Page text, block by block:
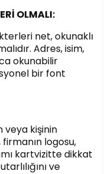
OLMALI:
net, okunaklı
Adres, isim,
okunabilir
bir font
veya kişinin
firmanın logosu,
kartvizitte dikkat
ve